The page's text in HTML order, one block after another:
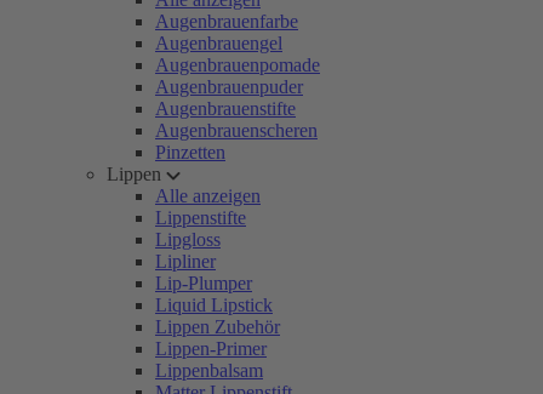
Augenbrauenfarbe
Augenbrauengel
Augenbrauenpomade
Augenbrauenpuder
Augenbrauenstifte
Augenbrauenscheren
Pinzetten
Lippen
Alle anzeigen
Lippenstifte
Lipgloss
Lipliner
Lip-Plumper
Liquid Lipstick
Lippen Zubehör
Lippen-Primer
Lippenbalsam